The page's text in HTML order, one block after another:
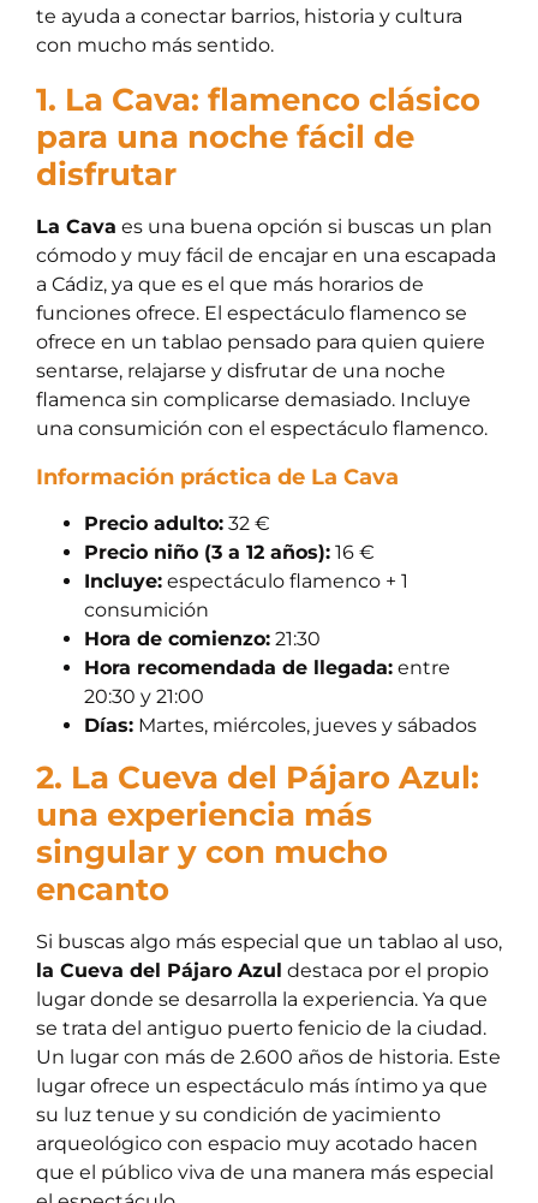
te ayuda a conectar barrios, historia y cultura
con mucho más sentido.
1. La Cava: flamenco clásico
para una noche fácil de
disfrutar
La Cava es una buena opción si buscas un plan
cómodo y muy fácil de encajar en una escapada
a Cádiz, ya que es el que más horarios de
funciones ofrece. El espectáculo flamenco se
ofrece en un tablao pensado para quien quiere
sentarse, relajarse y disfrutar de una noche
flamenca sin complicarse demasiado. Incluye
una consumición con el espectáculo flamenco.
Información práctica de La Cava
Precio adulto: 32 €
Precio niño (3 a 12 años): 16 €
Incluye: espectáculo flamenco + 1
consumición
Hora de comienzo: 21:30
Hora recomendada de llegada: entre
20:30 y 21:00
Días: Martes, miércoles, jueves y sábados
2. La Cueva del Pájaro Azul:
una experiencia más
singular y con mucho
encanto
Si buscas algo más especial que un tablao al uso,
la Cueva del Pájaro Azul destaca por el propio
lugar donde se desarrolla la experiencia. Ya que
se trata del antiguo puerto fenicio de la ciudad.
Un lugar con más de 2.600 años de historia. Este
lugar ofrece un espectáculo más íntimo ya que
su luz tenue y su condición de yacimiento
arqueológico con espacio muy acotado hacen
que el público viva de una manera más especial